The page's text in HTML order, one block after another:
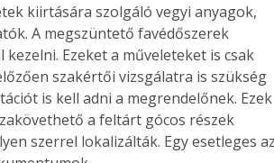
kiirtására szolgáló vegyi anyagok,
A megszüntető favédőszerek
Ezeket a műveleteket is csak
szakértői vizsgálatra is szükség
is kell adni a megrendelőnek. Ezek
a feltárt gócos részek
szerrel lokalizálták. Egy esetleges az